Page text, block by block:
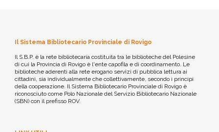
Il Sistema Bibliotecario Provinciale di Rovigo
Il S.B.P. è la rete bibliotecaria costituita tra le biblioteche del Polesine
di cui la Provincia di Rovigo è l'ente capofila e di coordinamento. Le
biblioteche aderenti alla rete erogano servizi di pubblica lettura ai
cittadini, sia individualmente che collettivamente, secondo i principi
della cooperazione. Il Sistema Bibliotecario Provinciale di Rovigo è
riconosciuto come Polo Nazionale del Servizio Bibliotecario Nazionale
(SBN) con il prefisso ROV.